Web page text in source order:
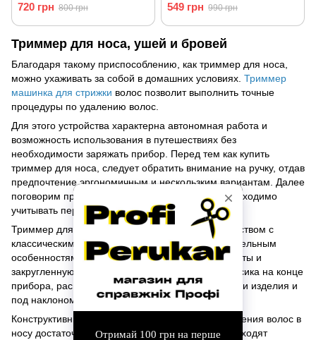
720 грн 800 грн 549 грн 990 грн
Триммер для носа, ушей и бровей
Благодаря такому приспособлению, как триммер для носа,
можно ухаживать за собой в домашних условиях. Триммер
машинка для стрижки волос позволит выполнить точные
процедуры по удалению волос.
Для этого устройства характерна автономная работа и
возможность использования в путешествиях без
необходимости заряжать прибор. Перед тем как купить
триммер для носа, следует обратить внимание на ручку, отдав
предпочтение эргономичным и нескользким вариантам. Далее
поговорим про основные критерии, которые необходимо
учитывать перед покупкой.
Триммер для носа ушей и бровей обладает сходством с
классическим триммером для стрижки. К отличительным
особенностям можно отнести компактные габариты и
закругленную насадку с наличием вытянутого носика на конце
прибора, расположение которого возможно по оси изделия и
под наклоном.
Конструктивные особенности триммера для удаления волос в
носу достаточно простые, в основу конструкции входят